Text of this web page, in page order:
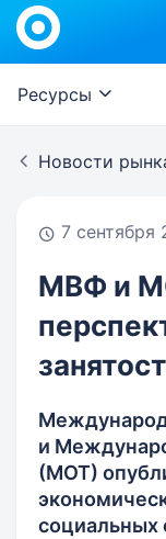
Ресурсы
Новости
7 сентября
МВФ и
и
(МОТ)
социальных